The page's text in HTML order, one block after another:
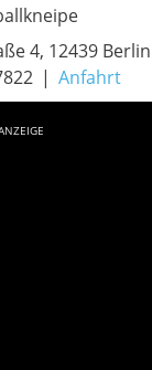
4, 12439 Berlin
Anfahrt